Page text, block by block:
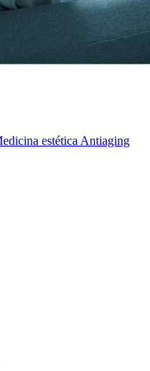
estética Antiaging